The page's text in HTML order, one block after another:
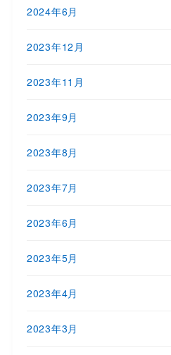
2024年6月
2023年12月
2023年11月
2023年9月
2023年8月
2023年7月
2023年6月
2023年5月
2023年4月
2023年3月